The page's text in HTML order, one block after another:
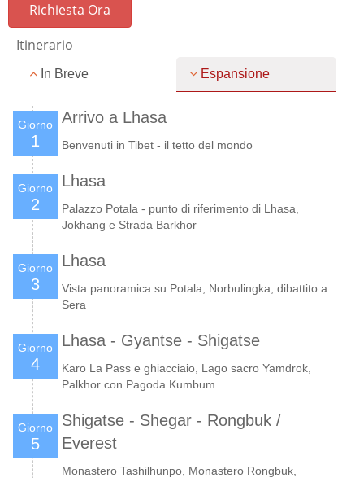
Richiesta Ora
Itinerario
In Breve Espansione
Giorno
1
Arrivo a Lhasa
Benvenuti in Tibet - il tetto del mondo
Giorno
2
Lhasa
Palazzo Potala - punto di riferimento di Lhasa,
Jokhang e Strada Barkhor
Giorno
3
Lhasa
Vista panoramica su Potala, Norbulingka, dibattito a
Sera
Giorno
4
Lhasa - Gyantse - Shigatse
Karo La Pass e ghiacciaio, Lago sacro Yamdrok,
Palkhor con Pagoda Kumbum
Giorno
5
Shigatse - Shegar - Rongbuk /
Everest
Monastero Tashilhunpo, Monastero Rongbuk,